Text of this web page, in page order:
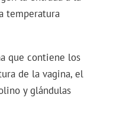
temperatura
que contiene los
de la vagina, el
y glándulas